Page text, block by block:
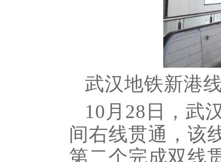
武汉地铁新港
10月28日，武
间右线贯通，该
第二个完成双线